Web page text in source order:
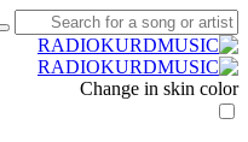
Change in skin color